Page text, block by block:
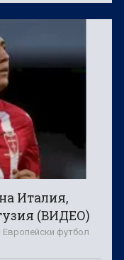
Италия,
(ВИДЕО)
Европейски футбол